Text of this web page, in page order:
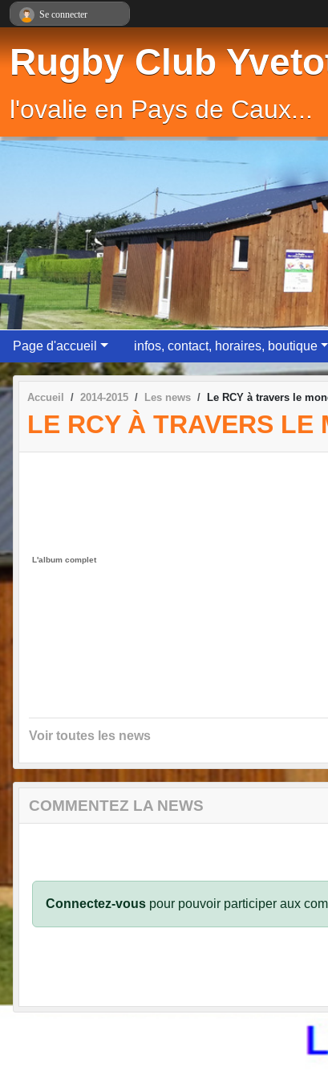
Rugby Club
l'ovalie en Pays de Caux...
Page d'accueil infos, contact, horaires, boutique
Accueil 2014-2015 Les news Le RCY à travers le
LE RCY À TRAVERS LE
L'album complet
Voir toutes les news
COMMENTEZ LA NEWS
Connectez-vous pour pouvoir participer aux
Se connecter
Panneau de gestion des cookies